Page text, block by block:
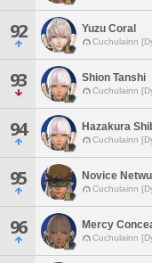
92 Yuzu Coral
Cuchulainn
93 Shion Tanshi
Cuchulainn
94 Hazakura
Cuchulainn
95 Novice
Cuchulainn
96 Mercy
Cuchulainn